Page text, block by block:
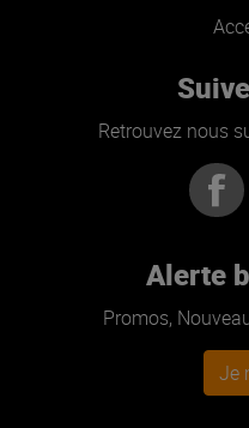
Retrouvez nous
Alerte
Promos,